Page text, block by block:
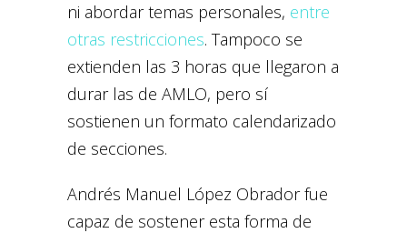
ni abordar temas personales, entre
otras restricciones. Tampoco se
extienden las 3 horas que llegaron a
durar las de AMLO, pero sí
sostienen un formato calendarizado
de secciones.
Andrés Manuel López Obrador fue
capaz de sostener esta forma de